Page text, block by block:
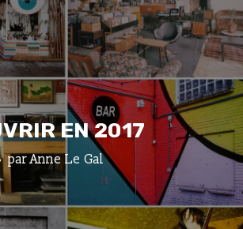
EN 2017
parAnne Le Gal